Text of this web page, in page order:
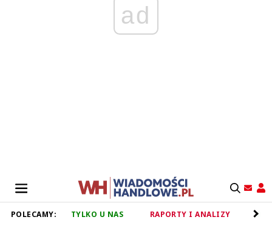
ad
POLECAMY: TYLKO U NAS RAPORTY I ANALIZY